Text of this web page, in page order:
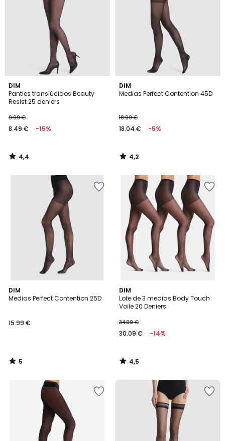
DIM
Panties translúcidos Beauty
Resist 25 deniers
9.99 €
8.49 € -15%
4,4
/ 5
4,4
/
DIM
Medias Perfect Contention 45D
18.99 €
18.04 € -5%
4,2
/ 5
4,2
/
DIM
Medias Perfect Contention 25D
15.99 €
5
/
5
/
DIM
Lote de 3 medias Body Touch
Voile 20 Deniers
34.99 €
30.09 € -14%
4,5
/ 5
4,5
/